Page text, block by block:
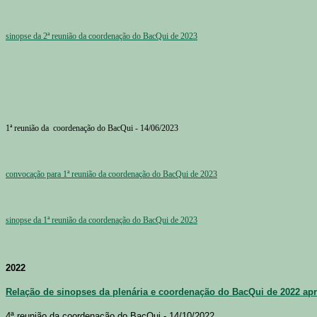
sinopse da 2ª reunião da coordenação do BacQui de 2023
1ª reunião da coordenação do BacQui - 14/06/2023
convocação para 1ª reunião da coordenação do BacQui de 2023
sinopse da 1ª reunião da coordenação do BacQui de 2023
2022
Relação de sinopses da plenária e coordenação do BacQui de 2022